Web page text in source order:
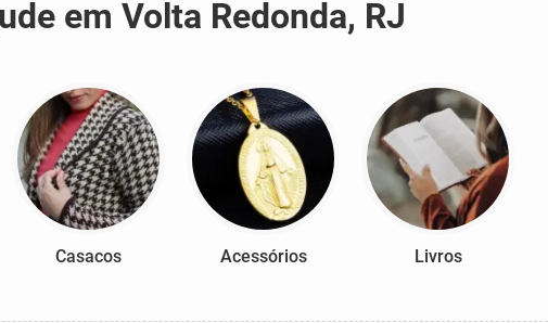
em Volta Redonda, RJ
Casacos Acessórios Livros